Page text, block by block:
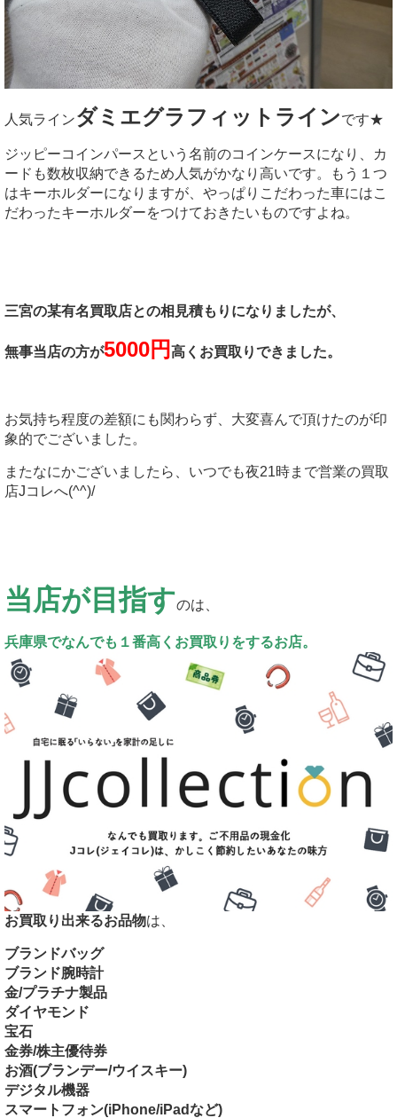
人気ラインダミエグラフィットラインです★
ジッピーコインパースという名前のコインケースになり、カ
ードも数枚収納できるため人気がかなり高いです。もう１つ
はキーホルダーになりますが、やっぱりこだわった車にはこ
だわったキーホルダーをつけておきたいものですよね。
三宮の某有名買取店との相見積もりになりましたが、
無事当店の方が5000円 高くお買取りできました。
お気持ち程度の差額にも関わらず、大変喜んで頂けたのが印
象的でございました。
またなにかございましたら、いつでも夜21時まで営業の買取
店Jコレへ(^^)/
当店が目指すのは、
兵庫県でなんでも１番高くお買取りをするお店。
お買取り出来るお品物は、
ブランドバッグ
ブランド腕時計
金/プラチナ製品
ダイヤモンド
宝石
金券/株主優待券
お酒(ブランデー/ウイスキー)
デジタル機器
スマートフォン(iPhone/iPadなど)